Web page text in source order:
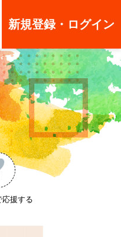
新規登録・ログイン
応援する